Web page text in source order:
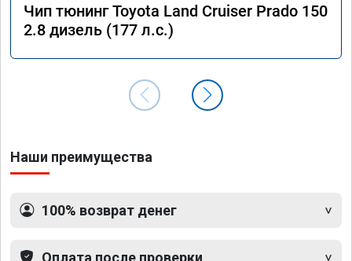
Чип тюнинг Toyota Land Cruiser Prado 150
2.8 дизель (177 л.с.)
Наши преимущества
100% возврат денег
Оплата после проверки